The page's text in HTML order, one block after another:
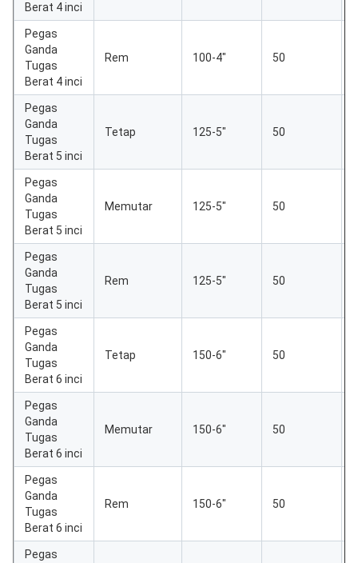
Berat 4 inci
Pegas
Ganda
Tugas
Berat 4 inci
Rem 100-4" 50
Pegas
Ganda
Tugas
Berat 5 inci
Tetap 125-5" 50
Pegas
Ganda
Tugas
Berat 5 inci
Memutar 125-5" 50
Pegas
Ganda
Tugas
Berat 5 inci
Rem 125-5" 50
Pegas
Ganda
Tugas
Berat 6 inci
Tetap 150-6" 50
Pegas
Ganda
Tugas
Berat 6 inci
Memutar 150-6" 50
Pegas
Ganda
Tugas
Berat 6 inci
Rem 150-6" 50
Pegas